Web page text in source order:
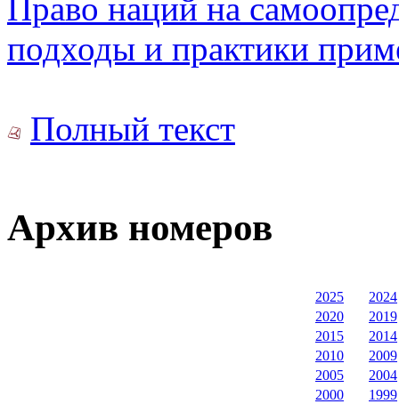
Право наций на
подходы и практики
Полный текст
Архив номеров
2025
2024
2020
2019
2015
2014
2010
2009
2005
2004
2000
1999